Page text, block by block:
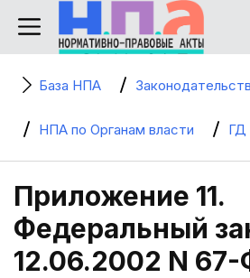
База НПА
НПА по Органам власти
Приложение 11.
Федеральный
12.06.2002 N